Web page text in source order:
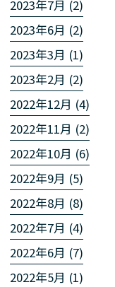
2023年7月 (2)
2023年6月 (2)
2023年3月 (1)
2023年2月 (2)
2022年12月 (4)
2022年11月 (2)
2022年10月 (6)
2022年9月 (5)
2022年8月 (8)
2022年7月 (4)
2022年6月 (7)
2022年5月 (1)